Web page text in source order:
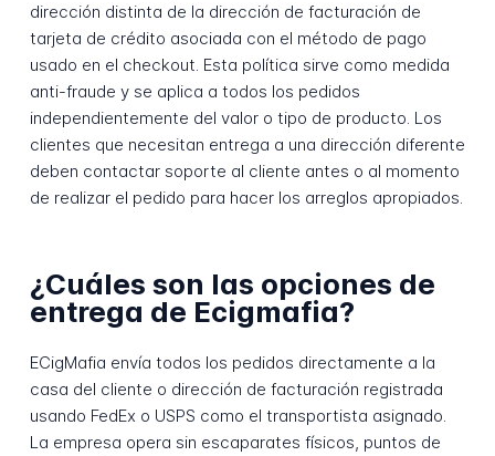
dirección distinta de la dirección de facturación de
tarjeta de crédito asociada con el método de pago
usado en el checkout. Esta política sirve como medida
anti-fraude y se aplica a todos los pedidos
independientemente del valor o tipo de producto. Los
clientes que necesitan entrega a una dirección diferente
deben contactar soporte al cliente antes o al momento
de realizar el pedido para hacer los arreglos apropiados.
¿Cuáles son las opciones de
entrega de Ecigmafia?
ECigMafia envía todos los pedidos directamente a la
casa del cliente o dirección de facturación registrada
usando FedEx o USPS como el transportista asignado.
La empresa opera sin escaparates físicos, puntos de